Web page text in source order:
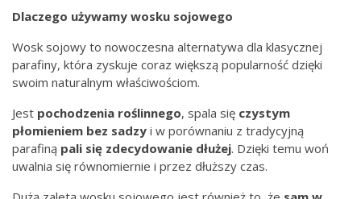
Dlaczego używamy wosku sojowego
Wosk sojowy to nowoczesna alternatywa dla klasycznej
parafiny, która zyskuje coraz większą popularność dzięki
swoim naturalnym właściwościom.
Jest pochodzenia roślinnego, spala się czystym
płomieniem bez sadzy i w porównaniu z tradycyjną
parafiną pali się zdecydowanie dłużej. Dzięki temu woń
uwalnia się równomiernie i przez dłuższy czas.